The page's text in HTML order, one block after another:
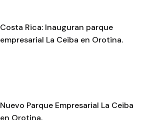
Costa Rica: Inauguran parque
empresarial La Ceiba en Orotina.
Nuevo Parque Empresarial La Ceiba
en Orotina.